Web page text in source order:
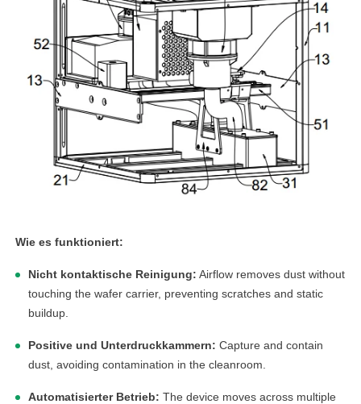
Wie es funktioniert:
Nicht kontaktische Reinigung: Airflow removes dust without
touching the wafer carrier, preventing scratches and static
buildup.
Positive und Unterdruckkammern: Capture and contain
dust, avoiding contamination in the cleanroom.
Automatisierter Betrieb: The device moves across multiple